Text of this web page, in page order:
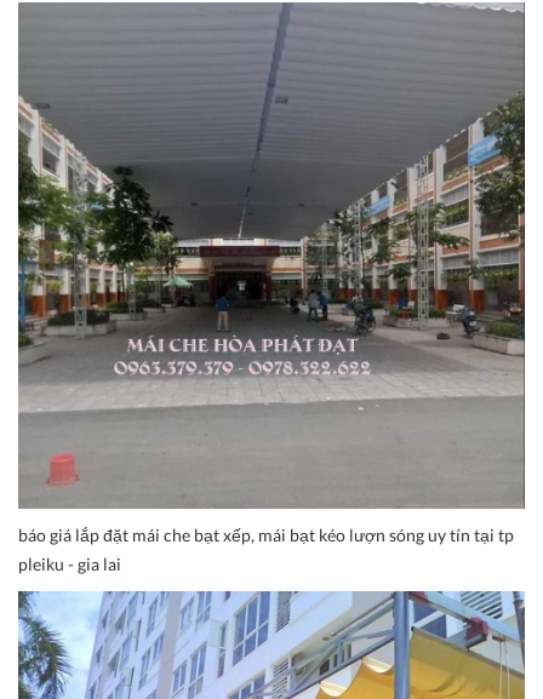
báo giá lắp đặt mái che bạt xếp, mái bạt kéo lượn sóng uy tín tại tp
pleiku - gia lai